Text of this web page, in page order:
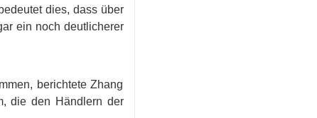
dies, dass über
ein noch deutlicherer
berichtete Zhang
die den Händlern der